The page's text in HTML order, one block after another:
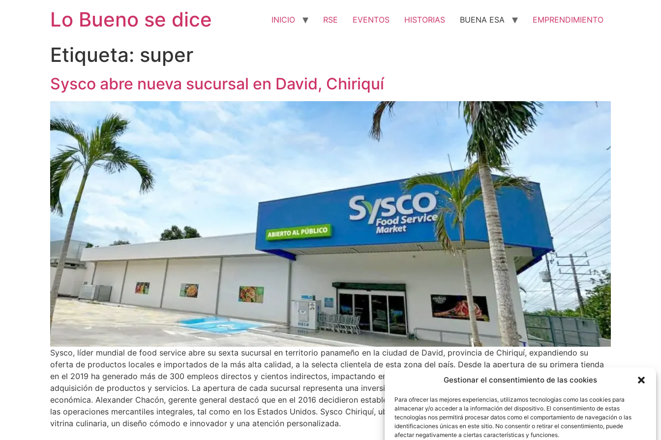
Gestionar el consentimiento de las cookies
Para ofrecer las mejores experiencias, utilizamos tecnologías como las cookies para
almacenar y/o acceder a la información del dispositivo. El consentimiento de estas
tecnologías nos permitirá procesar datos como el comportamiento de navegación o las
identificaciones únicas en este sitio. No consentir o retirar el consentimiento, puede
afectar negativamente a ciertas características y funciones.
Lo Bueno se dice INICIO RSE EVENTOS HISTORIAS BUENA ESA EMPRENDIMIENTO
Etiqueta: super
­­­Sysco abre nueva sucursal en David, Chiriquí
Sysco, líder mundial de food service abre su sexta sucursal en territorio panameño en la ciudad de David, provincia de Chiriquí, expandiendo su
oferta de productos locales e importados de la más alta calidad, a la selecta clientela de esta zona del país. Desde la apertura de su primera tienda
en el 2019 ha generado más de 300 empleos directos y cientos indirectos, impactando en la economía nacional positivamente a través de la
adquisición de productos y servicios. La apertura de cada sucursal representa una inversión aproximada de 800 mil dólares y a su vez una derrama
económica. Alexander Chacón, gerente general destacó que en el 2016 decidieron establecerse en Panamá por ser un punto estratégico que facilita
las operaciones mercantiles integrales, tal como en los Estados Unidos. Sysco Chiriquí, ubicado en la vía interamericana, te espera con su diversa
vitrina culinaria, un diseño cómodo e innovador y una atención personalizada.